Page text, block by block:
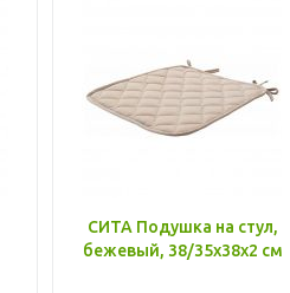
СИТА Подушка на стул,
бежевый, 38/35x38x2 см